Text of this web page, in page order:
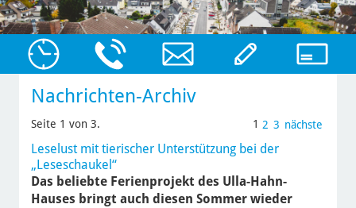
Nachrichten-Archiv
Seite 1 von 3. 1 2 3 nächste
Leselust mit tierischer Unterstützung bei der
„Leseschaukel“
Das beliebte Ferienprojekt des Ulla-Hahn-
Hauses bringt auch diesen Sommer wieder